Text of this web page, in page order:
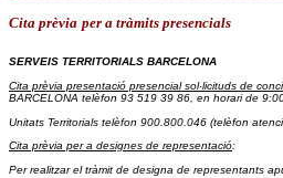
Cita prèvia per a tràmits presencials
SERVEIS TERRITORIALS BARCELONA
Cita prèvia presentació presencial sol·licituds de
BARCELONA telèfon 93 519 39 86 , en horari de
Unitats Territorials telèfon 900.800.046 (telèfon
Cita prèvia per a designes de representació:
Per realitzar el tràmit de designa de representants